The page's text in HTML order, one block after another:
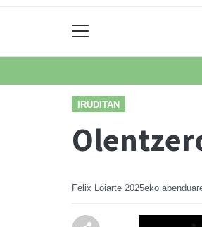
IRUDITAN
Felix Loiarte 2025eko